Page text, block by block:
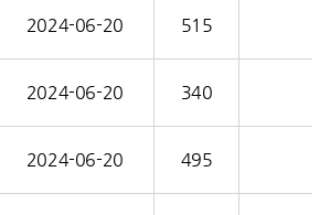
2024-06-20 515
2024-06-20 340
2024-06-20 495